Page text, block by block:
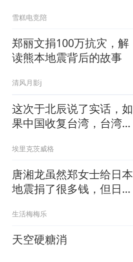
雪糕电竞陪
郑丽文捐100万抗灾，解
读熊本地震背后的故事
清风月影j
这次于北辰说了实话，如
果中国收复台湾，台湾能
埃里克茨威格
唐湘龙虽然郑女士给日本
地震捐了很多钱，但日本
生活梅梅乐
天空硬糖消